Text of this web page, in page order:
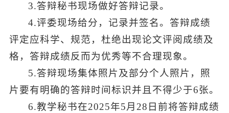
3.答辩秘书现场做好答辩记录。
4.评委现场给分，记录并签名。答辩成绩
评定应科学、规范，杜绝出现论文评阅成绩及
格，答辩成绩反而为优秀等不合理现象。
5.答辩现场集体照片及部分个人照片，照
片要有明确的答辩时间标识并且不得少于6张。
6.教学秘书在2025年5月28日前将答辩成绩